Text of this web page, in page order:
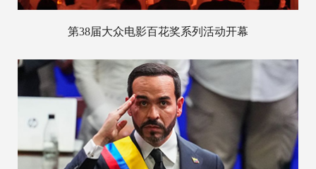
第38届大众电影百花奖系列活动开幕